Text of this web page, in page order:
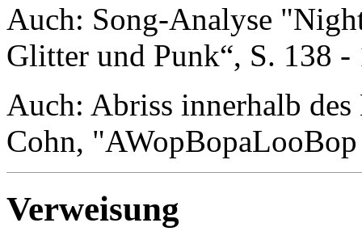
Auch: Song-Analyse
Glitter und Punk“, S. 138 -
Auch: Abriss innerhalb
Cohn,
Verweisung